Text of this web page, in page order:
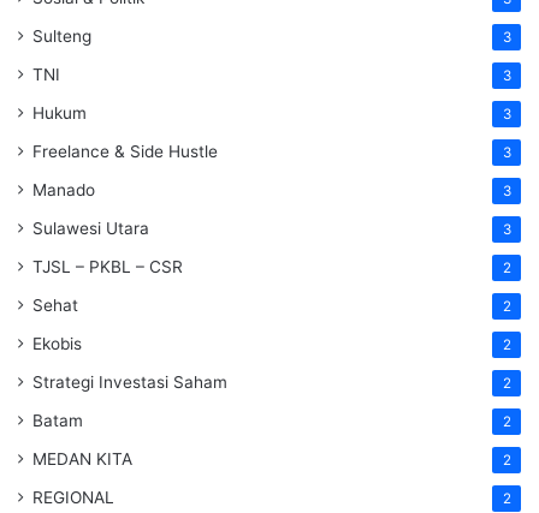
Sulteng 3
TNI 3
Hukum 3
Freelance & Side Hustle 3
Manado 3
Sulawesi Utara 3
TJSL – PKBL – CSR 2
Sehat 2
Ekobis 2
Strategi Investasi Saham 2
Batam 2
MEDAN KITA 2
REGIONAL 2